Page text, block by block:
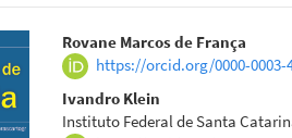
Conteúdo
do
artigo
Rovane Marcos de França
https://orcid.org/0000-0003-
Ivandro Klein
Instituto Federal de Santa